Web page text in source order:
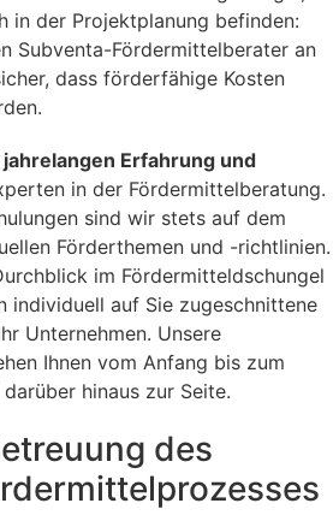
in der Projektplanung befinden:
Subventa-Fördermittelberater an
dass förderfähige Kosten
jahrelangen Erfahrung und
in der Fördermittelberatung.
sind wir stets auf dem
Förderthemen und -richtlinien.
im Fördermitteldschungel
individuell auf Sie zugeschnittene
Unternehmen. Unsere
Ihnen vom Anfang bis zum
hinaus zur Seite.
des